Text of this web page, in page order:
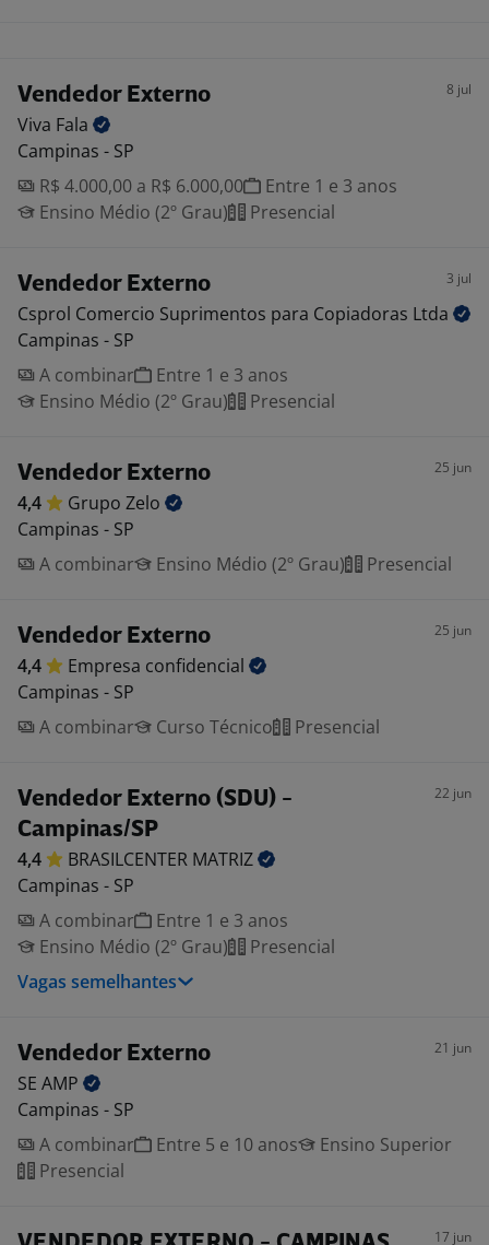
Vendedor Externo 8 jul
Viva Fala
Campinas - SP
R$ 4.000,00 a R$ 6.000,00
Entre 1 e 3 anos
Ensino Médio (2º Grau)
Presencial
Vendedor Externo 3 jul
Csprol Comercio Suprimentos para Copiadoras Ltda
Campinas - SP
A combinar
Entre 1 e 3 anos
Ensino Médio (2º Grau)
Presencial
Vendedor Externo 25 jun
4,4 Grupo Zelo
Campinas - SP
A combinar
Ensino Médio (2º Grau) Presencial
Vendedor Externo 25 jun
4,4 Empresa confidencial
Campinas - SP
A combinar
Curso Técnico Presencial
Vendedor Externo (SDU) -
Campinas/SP
22 jun
4,4 BRASILCENTER MATRIZ
Campinas - SP
A combinar
Entre 1 e 3 anos
Ensino Médio (2º Grau)
Presencial
Vagas semelhantes
Vendedor Externo 21 jun
SE AMP
Campinas - SP
A combinar
Entre 5 e 10 anos
Ensino Superior
Presencial
17 jun